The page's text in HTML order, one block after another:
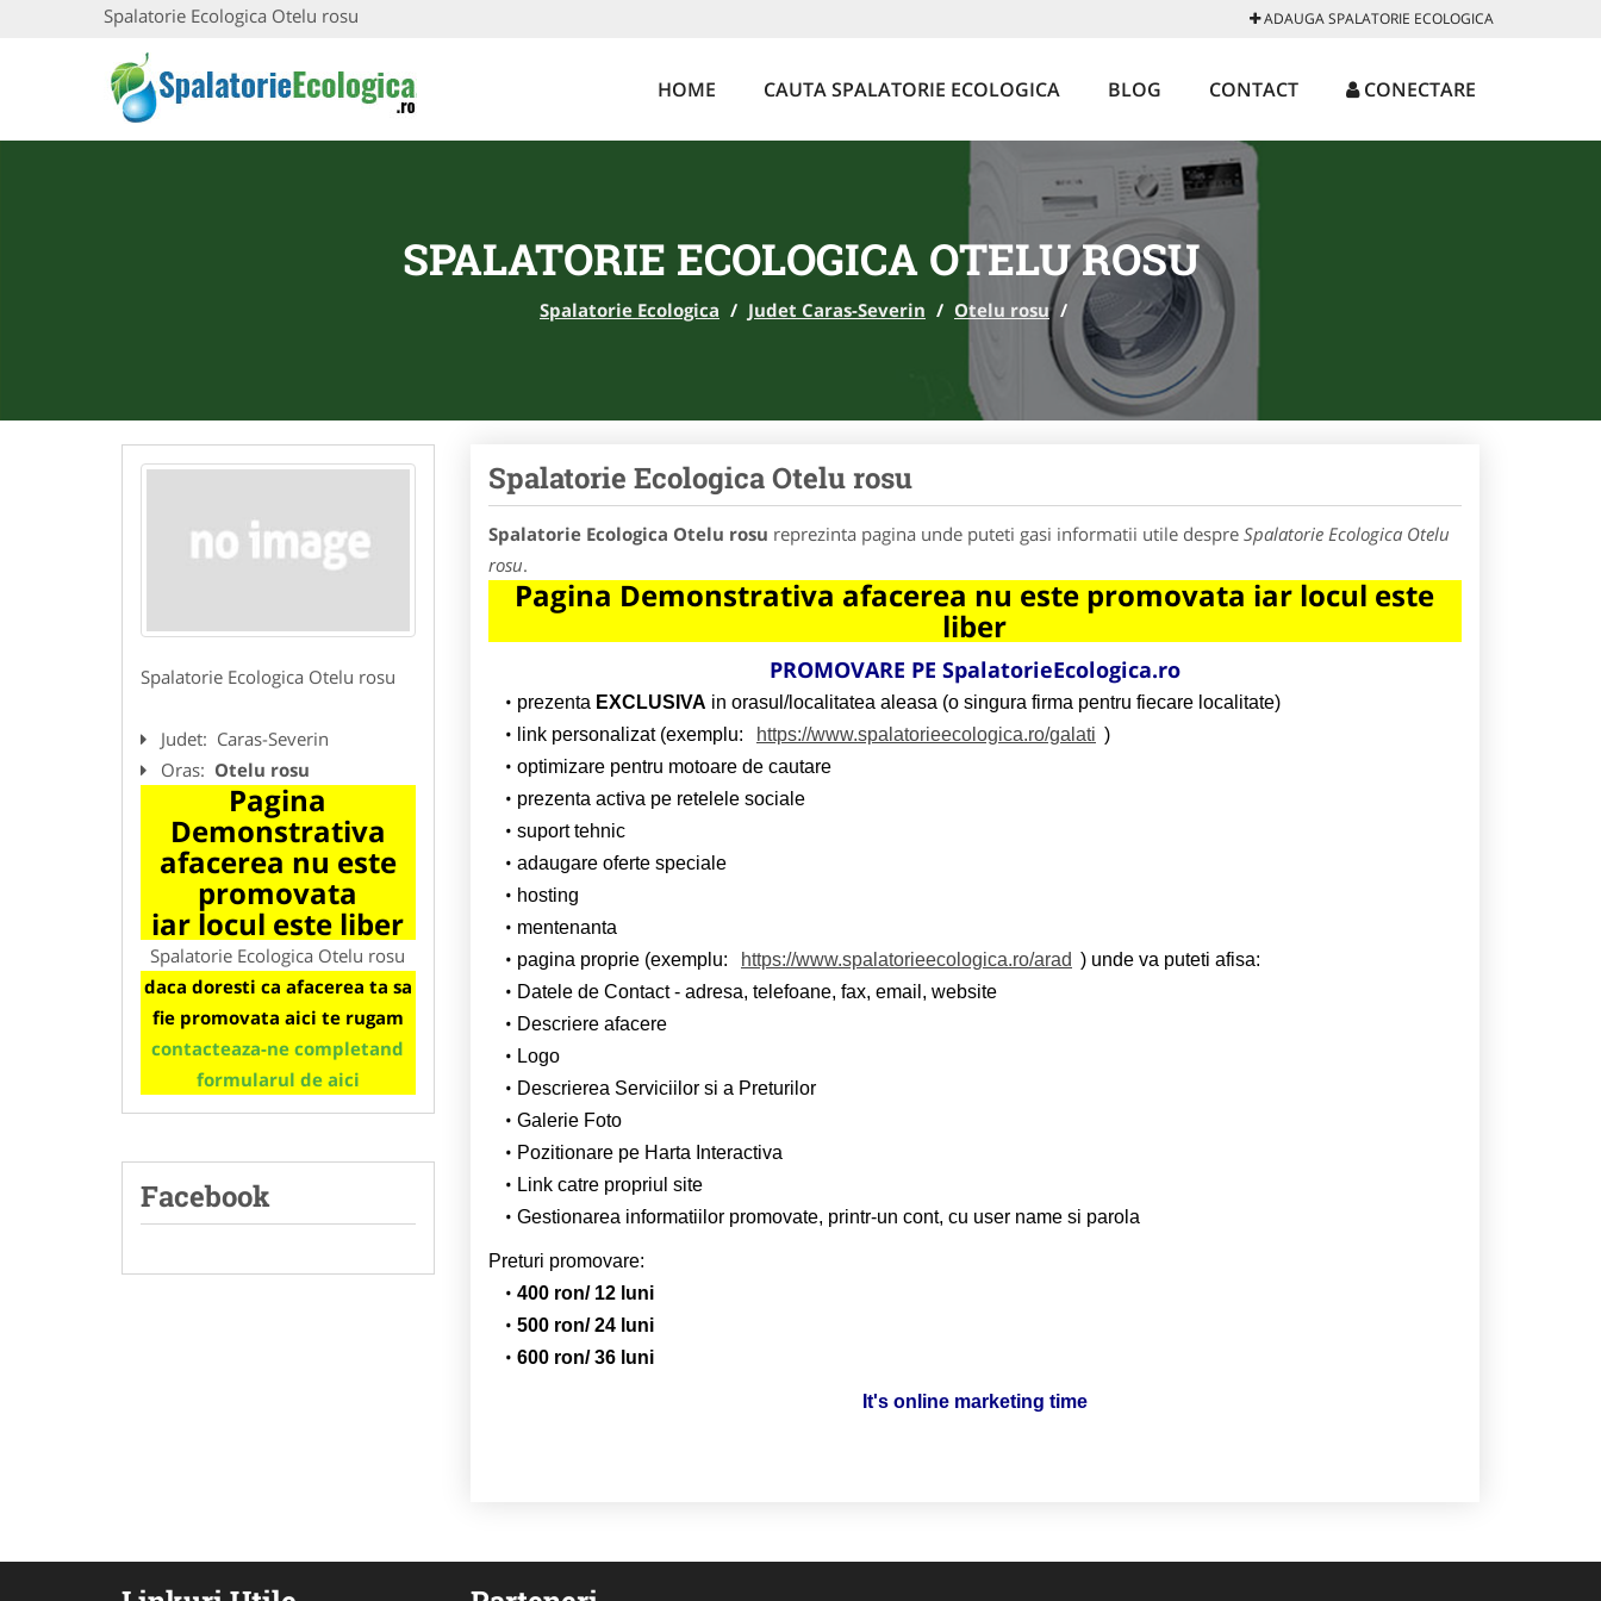
Spalatorie Ecologica Otelu rosu ADAUGA SPALATORIE ECOLOGICA
HOME CAUTA SPALATORIE ECOLOGICA BLOG CONTACT CONECTARE
SPALATORIE ECOLOGICA OTELU ROSU
Spalatorie Ecologica / Judet Caras-Severin / Otelu rosu /
Spalatorie Ecologica Otelu rosu
Judet: Caras-Severin
Oras: Otelu rosu
Pagina
Demonstrativa
afacerea nu este
promovata
iar locul este liber
Spalatorie Ecologica Otelu rosu
daca doresti ca afacerea ta sa
fie promovata aici te rugam
contacteaza-ne completand
formularul de aici
Facebook
Spalatorie Ecologica Otelu rosu
Spalatorie Ecologica Otelu rosu reprezinta pagina unde puteti gasi informatii utile despre Spalatorie Ecologica Otelu
rosu.
Pagina Demonstrativa afacerea nu este promovata iar locul este
liber
PROMOVARE PE SpalatorieEcologica.ro
prezenta EXCLUSIVA in orasul/localitatea aleasa (o singura firma pentru fiecare localitate)
link personalizat (exemplu:
https://www.spalatorieecologica.ro/galati )
optimizare pentru motoare de cautare
prezenta activa pe retelele sociale
suport tehnic
adaugare oferte speciale
hosting
mentenanta
pagina proprie (exemplu:
https://www.spalatorieecologica.ro/arad ) unde va puteti afisa:
Datele de Contact - adresa, telefoane, fax, email, website
Descriere afacere
Logo
Descrierea Serviciilor si a Preturilor
Galerie Foto
Pozitionare pe Harta Interactiva
Link catre propriul site
Gestionarea informatiilor promovate, printr-un cont, cu user name si parola
Preturi promovare:
400 ron/ 12 luni
500 ron/ 24 luni
600 ron/ 36 luni
It's online marketing time